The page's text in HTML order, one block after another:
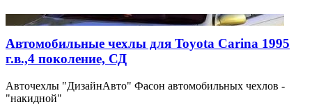
Автомобильные чехлы для Toyota Carina 1995
г.в.,4 поколение, СД
Авточехлы "ДизайнАвто" Фасон автомобильных чехлов -
"накидной"